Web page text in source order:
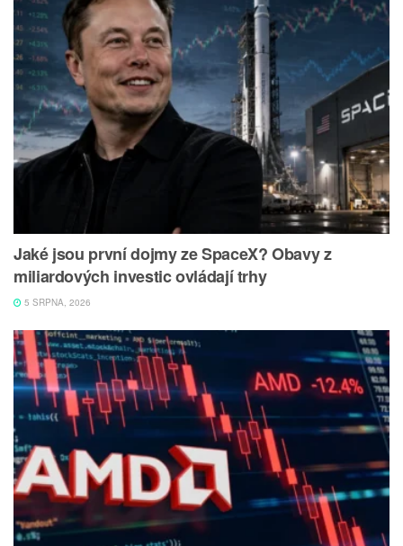
Jaké jsou první dojmy ze SpaceX? Obavy z
miliardových investic ovládají trhy
5 SRPNA, 2026